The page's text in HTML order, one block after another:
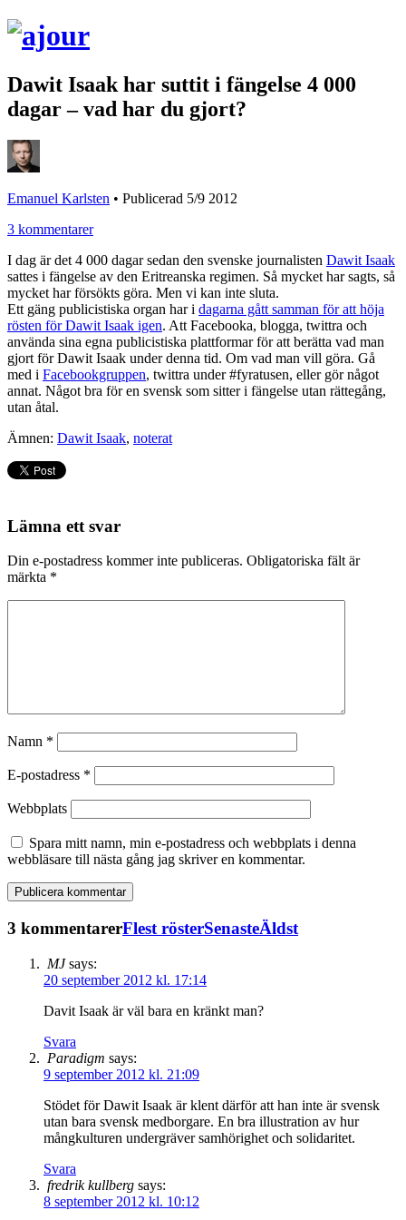
Dawit Isaak har suttit i fängelse 4 000
dagar – vad har du gjort?
Emanuel Karlsten • Publicerad 5/9 2012
3 kommentarer
I dag är det 4 000 dagar sedan den svenske journalisten Dawit Isaak
sattes i fängelse av den Eritreanska regimen. Så mycket har sagts, så
mycket har försökts göra. Men vi kan inte sluta.
Ett gäng publicistiska organ har i dagarna gått samman för att höja
rösten för Dawit Isaak igen. Att Facebooka, blogga, twittra och
använda sina egna publicistiska plattformar för att berätta vad man
gjort för Dawit Isaak under denna tid. Om vad man vill göra. Gå
med i Facebookgruppen, twittra under #fyratusen, eller gör något
annat. Något bra för en svensk som sitter i fängelse utan rättegång,
utan åtal.
Ämnen: Dawit Isaak, noterat
Lämna ett svar
Din e-postadress kommer inte publiceras. Obligatoriska fält är
märkta *
Namn *
E-postadress *
Webbplats
Spara mitt namn, min e-postadress och webbplats i denna
webbläsare till nästa gång jag skriver en kommentar.
3 kommentarerFlest rösterSenasteÄldst
MJ says:
20 september 2012 kl. 17:14
Davit Isaak är väl bara en kränkt man?
Svara
Paradigm says:
9 september 2012 kl. 21:09
Stödet för Dawit Isaak är klent därför att han inte är svensk
utan bara svensk medborgare. En bra illustration av hur
mångkulturen undergräver samhörighet och solidaritet.
Svara
fredrik kullberg says:
8 september 2012 kl. 10:12